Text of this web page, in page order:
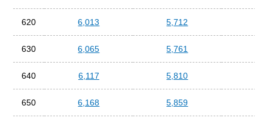
620 6,013 5,712
630 6,065 5,761
640 6,117 5,810
650 6,168 5,859